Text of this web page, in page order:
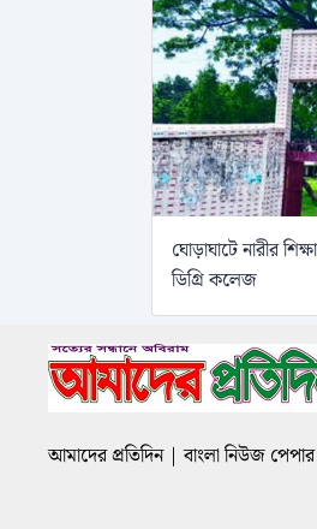
ঘোড়াঘাটে নারীর
ডিগ্রি কলেজ
আমাদের প্রতিদিন | বাংলা নিউজ